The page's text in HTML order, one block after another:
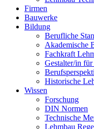
Firmen
Bauwerke
Bildung
Berufliche
Akademische
Fachkraft
Gestalter/in
Historische
Wissen
Forschung
DIN Normen
Technische
Lehmbau